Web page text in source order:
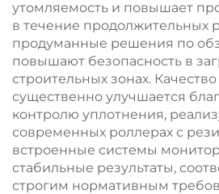
утомляемость и повышает
в течение продолжительных
продуманные решения по
повышают безопасность в
строительных зонах.
существенно улучшается
контролю уплотнения,
современных роллерах с
встроенные системы
стабильные результаты,
строгим нормативным